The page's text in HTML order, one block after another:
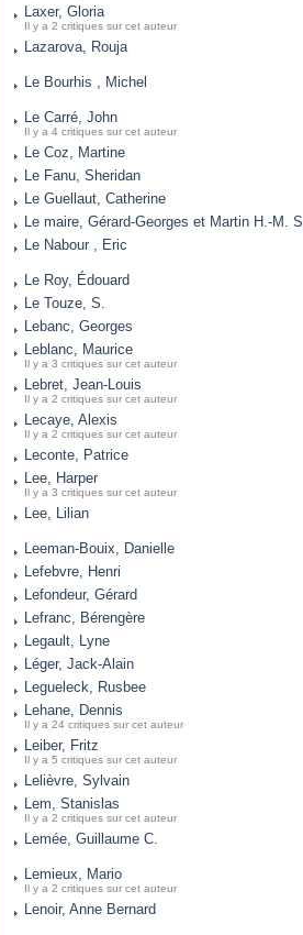
Laxer, Gloria
Il y a 2 critiques sur cet auteur
Lazarova, Rouja
Le Bourhis , Michel
Le Carré, John
Il y a 4 critiques sur cet auteur
Le Coz, Martine
Le Fanu, Sheridan
Le Guellaut, Catherine
Le maire, Gérard-Georges et Martin H.-M.
Le Nabour , Eric
Le Roy, Édouard
Le Touze, S.
Lebanc, Georges
Leblanc, Maurice
Il y a 3 critiques sur cet auteur
Lebret, Jean-Louis
Il y a 2 critiques sur cet auteur
Lecaye, Alexis
Il y a 2 critiques sur cet auteur
Leconte, Patrice
Lee, Harper
Il y a 3 critiques sur cet auteur
Lee, Lilian
Leeman-Bouix, Danielle
Lefebvre, Henri
Lefondeur, Gérard
Lefranc, Bérengère
Legault, Lyne
Léger, Jack-Alain
Legueleck, Rusbee
Lehane, Dennis
Il y a 24 critiques sur cet auteur
Leiber, Fritz
Il y a 5 critiques sur cet auteur
Lelièvre, Sylvain
Lem, Stanislas
Il y a 2 critiques sur cet auteur
Lemée, Guillaume C.
Lemieux, Mario
Il y a 2 critiques sur cet auteur
Lenoir, Anne Bernard